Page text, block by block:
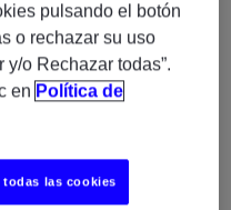
pulsando el botón
o rechazar su uso
y/o Rechazar todas”.
en Política de
todas las cookies